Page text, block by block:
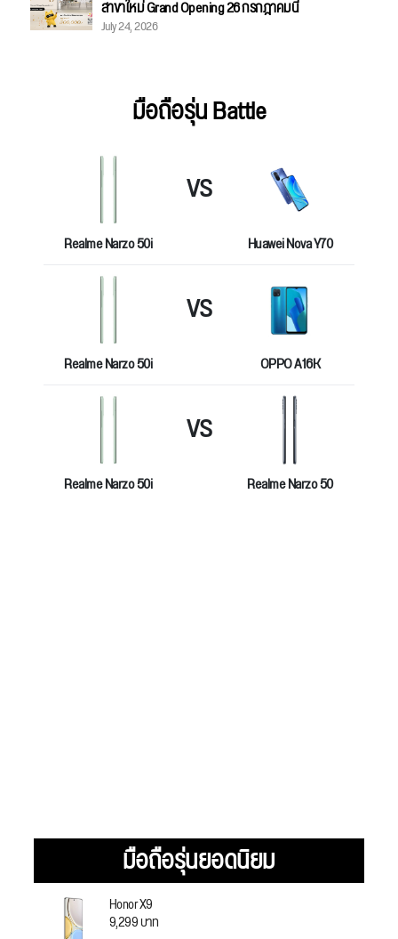
สาขาใหม่ Grand Opening 26 กรกฎาคมนี้
July 24, 2026
มือถือรุ่น Battle
Realme Narzo 50i
VS
Huawei Nova Y70
Realme Narzo 50i
VS
OPPO A16K
Realme Narzo 50i
VS
Realme Narzo 50
มือถือรุ่นยอดนิยม
Honor X9
9,299 บาท